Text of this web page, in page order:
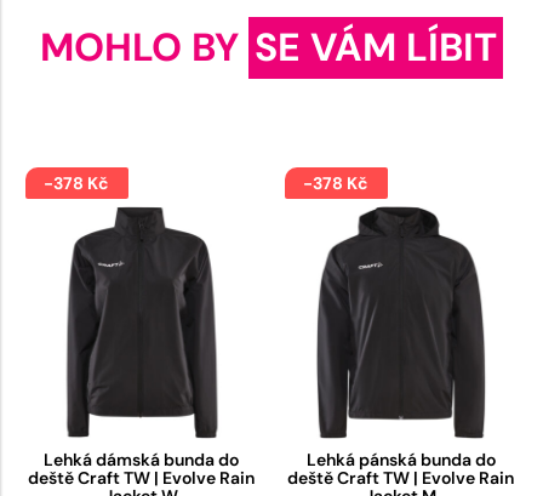
MOHLO BY SE VÁM LÍBIT
-378 Kč
Lehká dámská bunda do
deště Craft TW | Evolve Rain
-378 Kč
Lehká pánská bunda do
deště Craft TW | Evolve Rain